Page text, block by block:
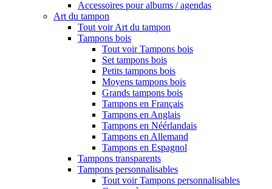
Accessoires pour albums / agendas
Art du tampon
Tout voir Art du tampon
Tampons bois
Tout voir Tampons bois
Set tampons bois
Petits tampons bois
Moyens tampons bois
Grands tampons bois
Tampons en Français
Tampons en Anglais
Tampons en Néérlandais
Tampons en Allemand
Tampons en Espagnol
Tampons transparents
Tampons personnalisables
Tout voir Tampons personnalisables